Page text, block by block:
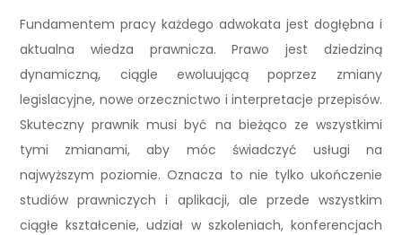
Fundamentem pracy każdego adwokata jest dogłębna i
aktualna wiedza prawnicza. Prawo jest dziedziną
dynamiczną, ciągle ewoluującą poprzez zmiany
legislacyjne, nowe orzecznictwo i interpretacje przepisów.
Skuteczny prawnik musi być na bieżąco ze wszystkimi
tymi zmianami, aby móc świadczyć usługi na
najwyższym poziomie. Oznacza to nie tylko ukończenie
studiów prawniczych i aplikacji, ale przede wszystkim
ciągłe kształcenie, udział w szkoleniach, konferencjach